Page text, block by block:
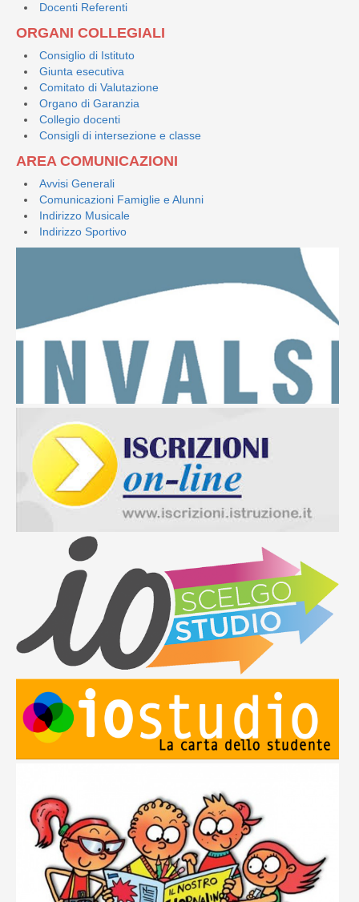
Docenti Referenti
ORGANI COLLEGIALI
Consiglio di Istituto
Giunta esecutiva
Comitato di Valutazione
Organo di Garanzia
Collegio docenti
Consigli di intersezione e classe
AREA COMUNICAZIONI
Avvisi Generali
Comunicazioni Famiglie e Alunni
Indirizzo Musicale
Indirizzo Sportivo